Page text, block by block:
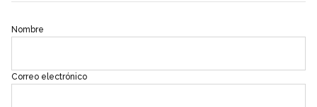
Nombre
Correo electrónico